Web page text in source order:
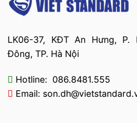
LK06-37, KĐT An Hưng, P.
Đông, TP. Hà Nội
Hotline: 086.8481.555
Email: